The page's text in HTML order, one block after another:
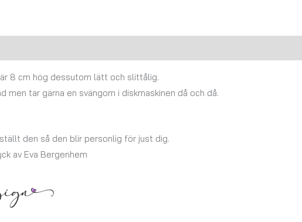
8 cm hög dessutom lätt och slittålig.
men tar gärna en svängom i diskmaskinen då och då.
den så den blir personlig för just dig.
av Eva Bergenhem